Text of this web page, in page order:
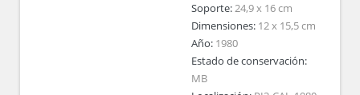
Soporte:24,9 x 16 cm
Dimensiones: 12 x 15,5 cm
Año: 1980
Estado de conservación:
MB